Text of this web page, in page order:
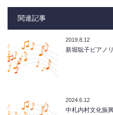
関連記事
2019.8.12
新堀聡子ピアノ
2024.6.12
中札内村文化振